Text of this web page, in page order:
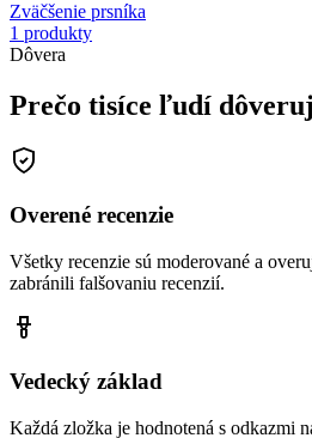
Zväčšenie prsníka
1 produkty
Dôvera
Prečo tisíce ľudí
Overené recenzie
Všetky recenzie sú moderované a
zabránili falšovaniu recenzií.
Vedecký základ
Každá zložka je hodnotená s odkazmi